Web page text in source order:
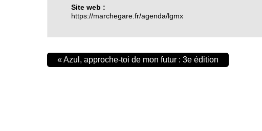
Site web :
https://marchegare.fr/agenda/lgmx
«Azul, approche-toi de mon futur : 3e édition